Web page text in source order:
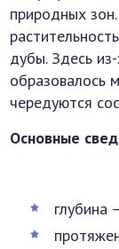
природных
дубы. Здесь
образовалось
чередуются
Основные